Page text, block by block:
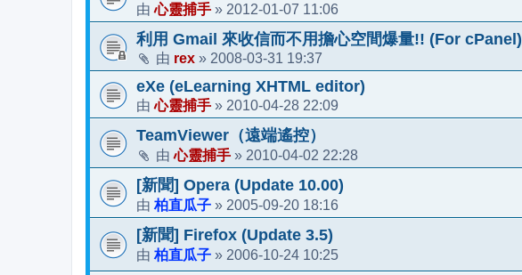
由心靈捕手 » 2012-01-07 11:06
利用 Gmail 來收信而不用擔心空間爆量!! (For cPanel)
由 rex » 2008-03-31 19:37
eXe (eLearning XHTML editor)
由心靈捕手 » 2010-04-28 22:09
TeamViewer（遠端遙控）
由心靈捕手 » 2010-04-02 22:28
[新聞] Opera (Update 10.00)
由柏直瓜子 » 2005-09-20 18:16
[新聞] Firefox (Update 3.5)
由柏直瓜子 » 2006-10-24 10:25